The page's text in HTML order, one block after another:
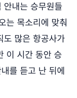
안내는 승무원들
는 목소리에 맞춰
도 많은 항공사가
이 시간 동안 승
를 듣고 난 뒤에